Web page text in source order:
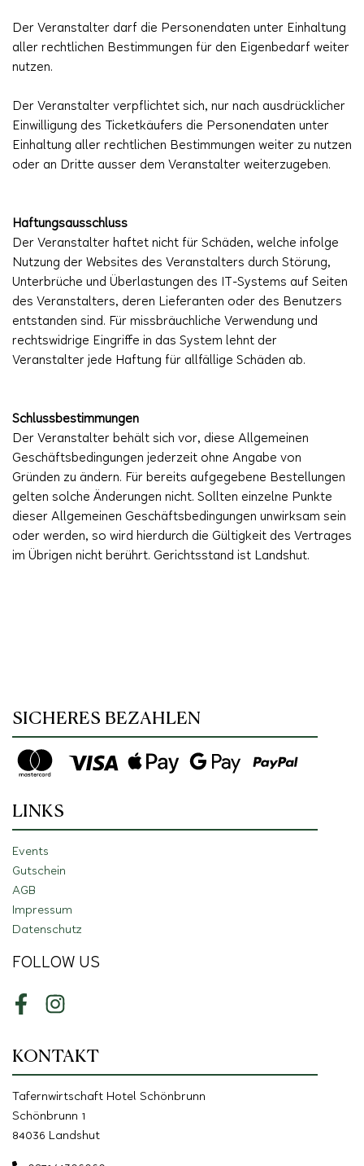
Der Veranstalter darf die Personendaten unter Einhaltung
aller rechtlichen Bestimmungen für den Eigenbedarf weiter
nutzen.
Der Veranstalter verpflichtet sich, nur nach ausdrücklicher
Einwilligung des Ticketkäufers die Personendaten unter
Einhaltung aller rechtlichen Bestimmungen weiter zu nutzen
oder an Dritte ausser dem Veranstalter weiterzugeben.
Haftungsausschluss
Der Veranstalter haftet nicht für Schäden, welche infolge
Nutzung der Websites des Veranstalters durch Störung,
Unterbrüche und Überlastungen des IT-Systems auf Seiten
des Veranstalters, deren Lieferanten oder des Benutzers
entstanden sind. Für missbräuchliche Verwendung und
rechtswidrige Eingriffe in das System lehnt der
Veranstalter jede Haftung für allfällige Schäden ab.
Schlussbestimmungen
Der Veranstalter behält sich vor, diese Allgemeinen
Geschäftsbedingungen jederzeit ohne Angabe von
Gründen zu ändern. Für bereits aufgegebene Bestellungen
gelten solche Änderungen nicht. Sollten einzelne Punkte
dieser Allgemeinen Geschäftsbedingungen unwirksam sein
oder werden, so wird hierdurch die Gültigkeit des Vertrages
im Übrigen nicht berührt. Gerichtsstand ist Landshut.
SICHERES BEZAHLEN
LINKS
Events
Gutschein
AGB
Impressum
Datenschutz
FOLLOW US
FacebookInstagram
KONTAKT
Tafernwirtschaft Hotel Schönbrunn
Schönbrunn 1
84036 Landshut